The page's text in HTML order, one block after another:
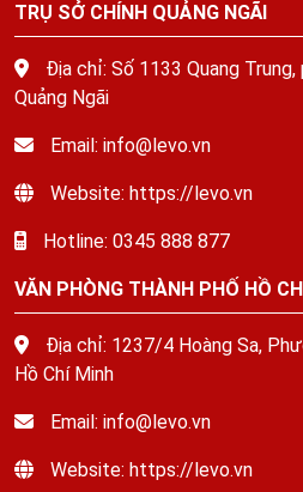
TRỤ SỞ CHÍNH QUẢNG NGÃI
Địa chỉ: Số 1133 Quang
Quảng Ngãi
Email: info@levo.vn
Website: https://levo.vn
Hotline: 0345 888 877
VĂN PHÒNG THÀNH PHỐ HỒ
Địa chỉ: 1237/4 Hoàng Sa,
Hồ Chí Minh
Email: info@levo.vn
Website: https://levo.vn